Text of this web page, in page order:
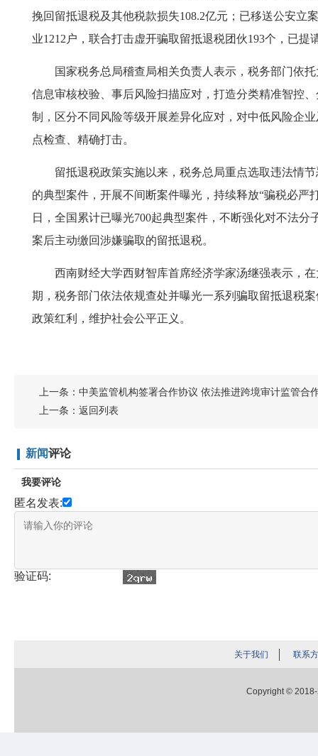
挽回留抵退税及其他税款损失108.2亿元；已移送公安立
业1212户，联合打击虚开骗取留抵退税团伙193个，已提
国家税务总局稽查局相关负责人表示，税务部门依托
信息审核校验、事后风险扫描应对，打造分类精准智控
制，区分不同风险等级开展差异化应对，对中低风险企
点检查、精确打击。
留抵退税政策实施以来，税务总局重点选取违法情节
的典型案件，开展不间断案件曝光，持续释放“骗税必严
日，全国累计已曝光700起典型案件，不断强化对不法
案后主动缴回涉嫌骗取的留抵退税。
西南财经大学西财智库首席经济学家汤继强表示，在
期，税务部门依法依规查处并曝光一系列骗取留抵退税
政策红利，维护社会公平正义。
上一条： 中美监管机构签署合作协议 依法推进跨境审计监管合
上一条： 返回列表
新闻评论
我要评论
匿名发表:
验证码:
关于我们 联系
Copyright ©